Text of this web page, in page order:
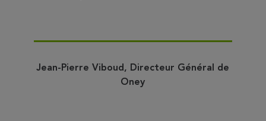
Jean-Pierre Viboud, Directeur Général de
Oney